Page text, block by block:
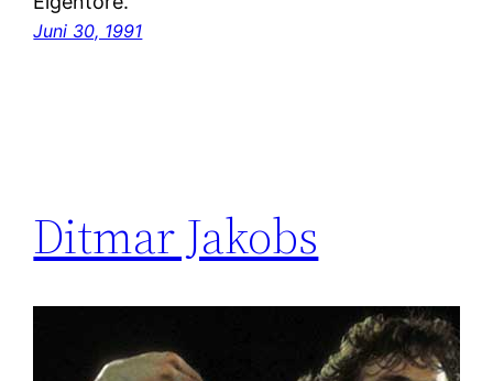
Juni 30, 1991
Ditmar Jakobs